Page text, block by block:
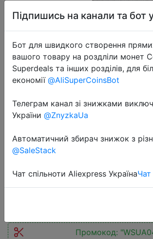
Rocoren 30000mAh PD
Bank Portable Fast
Xiaomi 15 30000 mAh
Battery
$22.41
Промокод:
Підпишись на канали та бот
Бот для швидкого створення
вашого товару на роздліли монет
Superdeals та інших розділів, для
економії @AliSuperCoinsBot
Телеграм канал зі знижками
України @ZnyzkaUa
Автоматичний збирач знижок з
@SaleStack
Чат спільноти Aliexpress УкраїнаЧат